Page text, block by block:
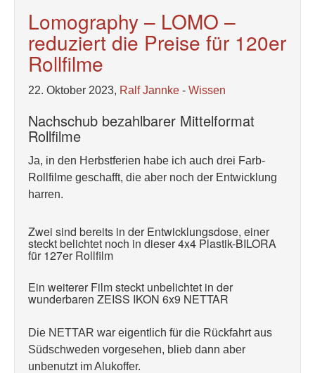
Lomography – LOMO –
reduziert die Preise für 120er
Rollfilme
22. Oktober 2023, Ralf Jannke - Wissen
Nachschub bezahlbarer Mittelformat
Rollfilme
Ja, in den Herbstferien habe ich auch drei Farb-
Rollfilme geschafft, die aber noch der Entwicklung
harren.
Zwei sind bereits in der Entwicklungsdose, einer
steckt belichtet noch in dieser 4x4 Plastik-BILORA
für 127er Rollfilm
Ein weiterer Film steckt unbelichtet in der
wunderbaren ZEISS IKON 6x9 NETTAR
Die NETTAR war eigentlich für die Rückfahrt aus
Südschweden vorgesehen, blieb dann aber
unbenutzt im Alukoffer.